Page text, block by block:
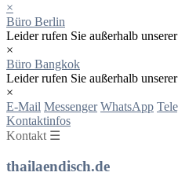
×
Büro Berlin
Leider rufen Sie außerhalb
×
Büro Bangkok
Leider rufen Sie außerhalb
×
E-Mail Messenger WhatsApp
Kontaktinfos
Kontakt ☰
thailaendisch.de